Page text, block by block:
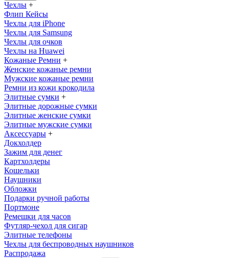
Чехлы +
Флип Кейсы
Чехлы для iPhone
Чехлы для Samsung
Чехлы для очков
Чехлы на Huawei
Кожаные Ремни +
Женские кожаные ремни
Мужские кожаные ремни
Ремни из кожи крокодила
Элитные сумки +
Элитные дорожные сумки
Элитные женские сумки
Элитные мужские сумки
Аксессуары +
Докхолдер
Зажим для денег
Картхолдеры
Кошельки
Наушники
Обложки
Подарки ручной работы
Портмоне
Ремешки для часов
Футляр-чехол для сигар
Элитные телефоны
Чехлы для беспроводных наушников
Распродажа